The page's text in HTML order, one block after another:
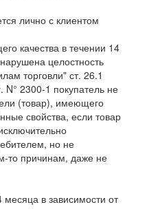
лично с клиентом
качества в течении 14
целостность
торговли" ст. 26.1
2300-1 покупатель не
(товар), имеющего
свойства, если товар
но не
то причинам, даже не
в зависимости от